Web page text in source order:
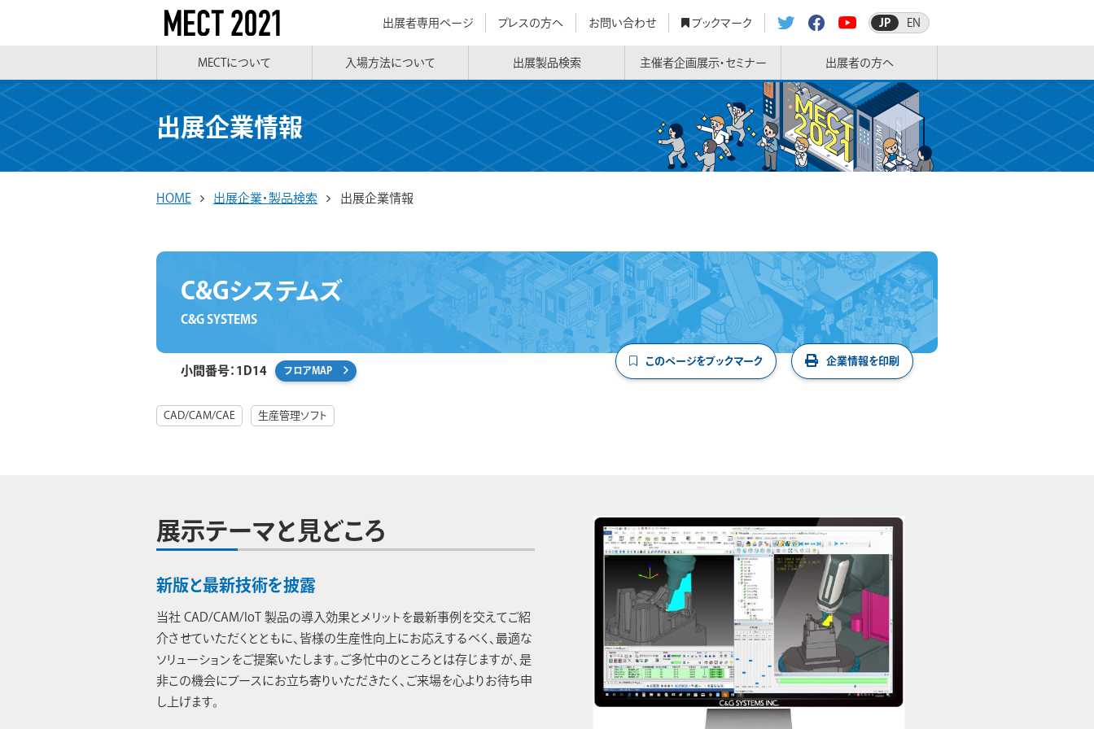
出展者専用ページ プレスの方へ お問い合わせ ブックマーク JP EN
MECTについて 入場方法について 出展製品検索 主催者企画展示・セミナー 出展者の方へ
出展企業情報
HOME 出展企業・製品検索 出展企業情報
C&Gシステムズ
C&G SYSTEMS
小間番号：1D14 フロアMAP
このページをブックマーク 企業情報を印刷
CAD/CAM/CAE 生産管理ソフト
展示テーマと見どころ
新版と最新技術を披露
当社 CAD/CAM/IoT 製品の導入効果とメリットを最新事例を交えてご紹
介させていただくとともに、皆様の生産性向上にお応えするべく、最適な
ソリューションをご提案いたします。ご多忙中のところとは存じますが、是
非この機会にブースにお立ち寄りいただきたく、ご来場を心よりお待ち申
し上げます。